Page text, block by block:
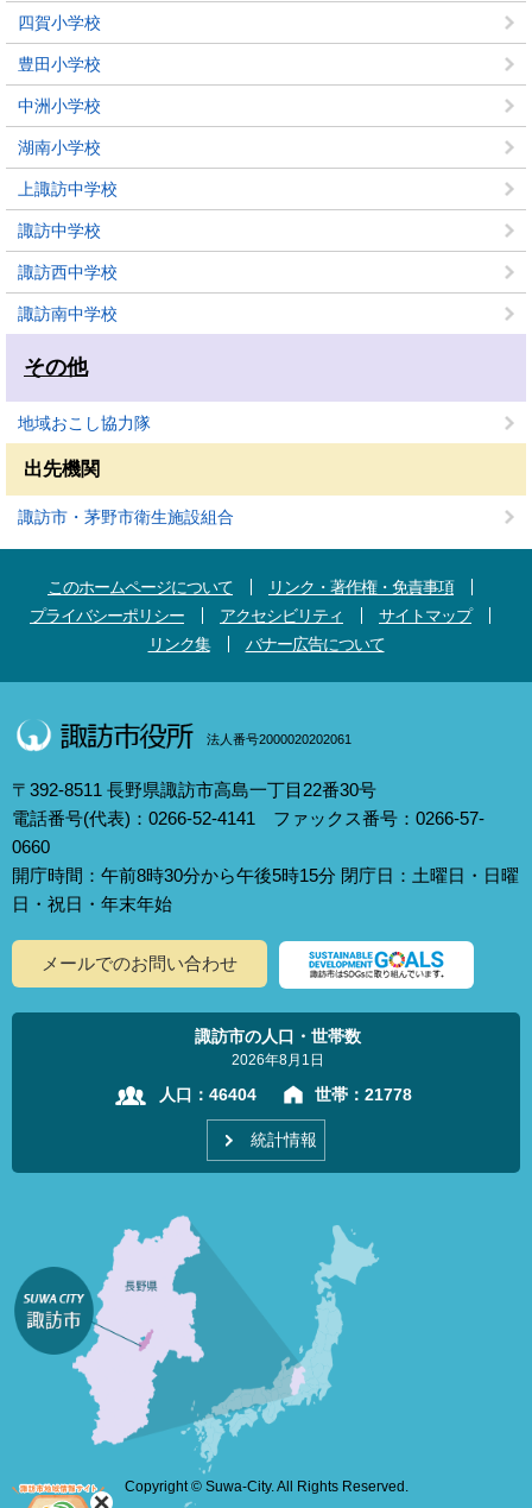
四賀小学校
豊田小学校
中洲小学校
湖南小学校
上諏訪中学校
諏訪中学校
諏訪西中学校
諏訪南中学校
その他
地域おこし協力隊
出先機関
諏訪市・茅野市衛生施設組合
このホームページについて
リンク・著作権・免責事項
プライバシーポリシー
アクセシビリティ
サイトマップ
リンク集
バナー広告について
法人番号2000020202061
〒392-8511 長野県諏訪市高島一丁目22番30号
電話番号(代表)：0266-52-4141 ファックス番号：0266-57-
0660
開庁時間：午前8時30分から午後5時15分 閉庁日：土曜日・日曜
日・祝日・年末年始
メールでのお問い合わせ
諏訪市の人口・世帯数
2026年8月1日
人口： 46404 世帯： 21778
統計情報
Copyright © Suwa-City. All Rights Reserved.